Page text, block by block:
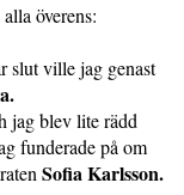
överens:
slut ville jag genast
jag blev lite rädd
funderade på om
Sofia Karlsson.